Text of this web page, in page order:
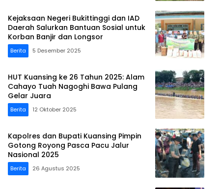
Kejaksaan Negeri Bukittinggi dan IAD
Daerah Salurkan Bantuan Sosial untuk
Korban Banjir dan Longsor
Berita 5 Desember 2025
HUT Kuansing ke 26 Tahun 2025: Alam
Cahayo Tuah Nagoghi Bawa Pulang
Gelar Juara
Berita 12 Oktober 2025
Kapolres dan Bupati Kuansing Pimpin
Gotong Royong Pasca Pacu Jalur
Nasional 2025
Berita 26 Agustus 2025